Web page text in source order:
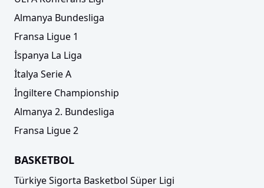
Almanya Bundesliga
Fransa Ligue 1
İspanya La Liga
İtalya Serie A
İngiltere Championship
Almanya 2. Bundesliga
Fransa Ligue 2
BASKETBOL
Türkiye Sigorta Basketbol Süper Ligi